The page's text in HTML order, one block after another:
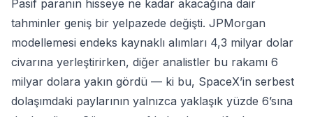
Pasif paranın hisseye ne kadar akacağına dair
tahminler geniş bir yelpazede değişti. JPMorgan
modellemesi endeks kaynaklı alımları 4,3 milyar dolar
civarına yerleştirirken, diğer analistler bu rakamı 6
milyar dolara yakın gördü — ki bu, SpaceX’in serbest
dolaşımdaki paylarının yalnızca yaklaşık yüzde 6’sına